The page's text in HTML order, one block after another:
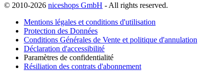
© 2010-2026 niceshops GmbH - All rights reserved.
Mentions légales et conditions d'utilisation
Protection des Données
Conditions Générales de Vente et politique d'annulation
Déclaration d'accessibilité
Paramètres de confidentialité
Résiliation des contrats d'abonnement